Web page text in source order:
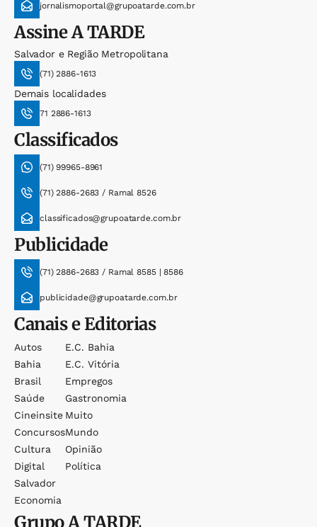
jornalismoportal@grupoatarde.com.br
AssineA TARDE
Salvador e Região Metropolitana
(71) 2886-1613
Demais localidades
71 2886-1613
Classificados
(71) 99965-8961
(71) 2886-2683 / Ramal 8526
classificados@grupoatarde.com.br
Publicidade
(71) 2886-2683 / Ramal 8585 | 8586
publicidade@grupoatarde.com.br
Canais e Editorias
Autos
Bahia
Brasil
Saúde
Cineinsite
Concursos
Cultura
Digital
Salvador
Economia
E.c. Bahia
E.c. Vitória
Empregos
Gastronomia
Muito
Mundo
Opinião
Política
GrupoA TARDE